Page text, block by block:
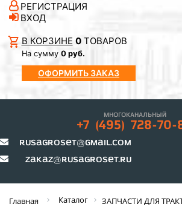
РЕГИСТРАЦИЯ
ВХОД
В КОРЗИНЕ 0ТОВАРОВ
На сумму 0 руб.
ОФОРМИТЬ ЗАКАЗ
МНОГОКАНАЛЬНЫЙ
+7 (495) 728-70-
rusagroset@gmail.com
zakaz@rusagroset.ru
Главная Каталог ЗАПЧАСТИ ДЛЯ